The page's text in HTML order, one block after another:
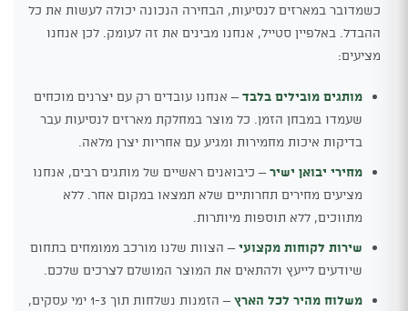
כשמדובר במארזים לנסיעות, הבחירה הנכונה יכולה לעשות את כל
ההבדל. באלפיין סטייל, אנחנו מבינים את זה לעומק. לכן אנחנו
מציעים:
מותגים מובילים בלבד– אנחנו עובדים רק עם יצרנים מוכחים
שעמדו במבחן הזמן. כל מוצר במחלקת מארזים לנסיעות עבר
בדיקות איכות מחמירות ומגיע עם אחריות יצרן מלאה.
מחירי יבואן ישיר– כיבואנים ראשיים של מותגים רבים, אנחנו
מציעים מחירים תחרותיים שלא תמצאו במקום אחר. ללא
מתווכים, ללא תוספות מיותרות.
שירות לקוחות מקצועי– הצוות שלנו מורכב ממומחים בתחום
שיודעים לייעץ ולהתאים את המוצר המושלם לצרכים שלכם.
משלוח מהיר לכל הארץ
– הזמנות נשלחות תוך 1-3 ימי עסקים,